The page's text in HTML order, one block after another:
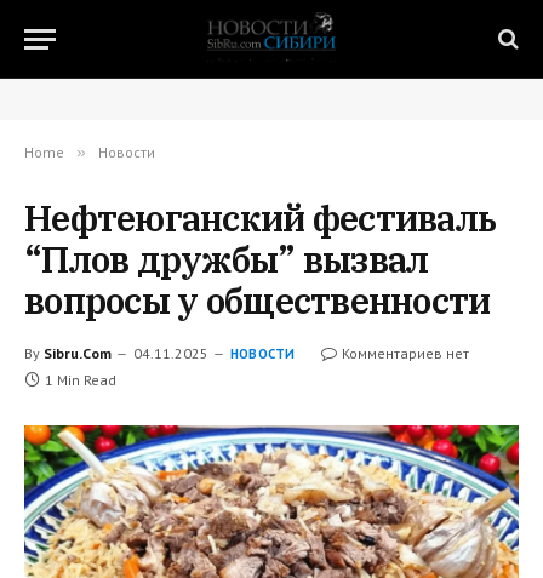
Home » Новости
Нефтеюганский фестиваль
“Плов дружбы” вызвал
вопросы у общественности
By Sibru.Com 04.11.2025 НОВОСТИ
Комментариев нет
1 Min Read